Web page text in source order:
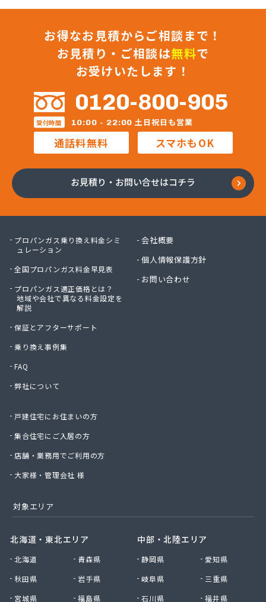
株式会社バンノ
株式会社フジプロ
株式会社フジプロ刈谷営業所
株式会社ホームガス東海
株式会社ホームガス東海 楽田ショップ
株式会社マルエイ名古屋支店
株式会社マルコー
株式会社マルハチ
株式会社マルマン
株式会社ヤマアキ
株式会社よしや商店
株式会社リピックス
株式会社リピックス 春日井センター
株式会社一プロ
株式会社稲藤商店
株式会社稲葉エネクス
株式会社宇佐美プロパン
株式会社下林
株式会社桑原商事
株式会社元久商店
株式会社古田商店
株式会社三好ガス
株式会社山源服部商会
株式会社山新プロパン部
株式会社山田幸一商店
株式会社小林本店
株式会社小林本店稲沢店
株式会社松村プロパン部
お得なお見積からご相談まで！
お見積り・ご相談は無料で
お受けいたします！
0120-800-905
受付時間 10:00 - 22:00 土日祝日も営業
通話料無料 スマホもOK
お見積り・お問い合せはコチラ
プロパンガス乗り換え料金シミ
ュレーション
全国プロパンガス料金早見表
プロパンガス適正価格とは？
地域や会社で異なる料金設定を
解説
保証とアフターサポート
乗り換え事例集
FAQ
弊社について
戸建住宅にお住まいの方
集合住宅にご入居の方
店舗・業務用でご利用の方
大家様・管理会社 様
会社概要
個人情報保護方針
お問い合わせ
対象エリア
北海道・東北エリア
北海道
青森県
秋田県
岩手県
宮城県
福島県
中部・北陸エリア
静岡県
愛知県
岐阜県
三重県
石川県
福井県